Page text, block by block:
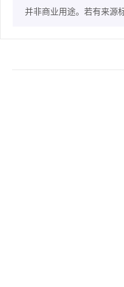
并非商业用途。若有来源